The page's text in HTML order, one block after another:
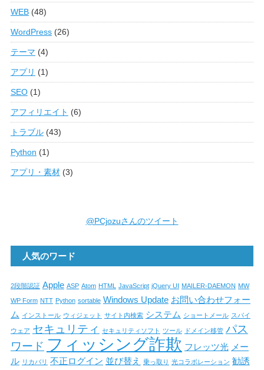
WEB(48)
WordPress(26)
テーマ (4)
アプリ (1)
SEO(1)
アフィリエイト (6)
トラブル(43)
Python (1)
アプリ・素材(3)
@PCjozuさんのツイート
人気のワード
2段階認証 Apple ASP Atom HTML JavaScript jQuery UI MAILER-DAEMON MW
WP Form NTT Python sortable Windows Update お問い合わせフォー
ム インストール ウィジェット サイト内検索 システム ショートメール スパイ
ウェア セキュリティ セキュリティソフト ツール ドメイン移管 パス
ワード フィッシング詐欺 フレッツ光 メー
ル リカバリ 不正ログイン 並び替え 乗っ取り 光コラボレーション 勧誘